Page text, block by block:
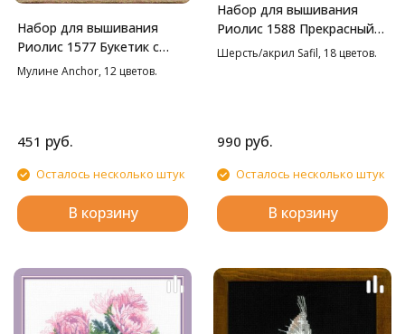
Набор для вышивания
Риолис 1577 Букетик с
рудбекией, 15*18 см
Мулине Anchor, 12 цветов.
451 руб.
Осталось несколько штук
В корзину
Набор для вышивания
Риолис 1588 Прекрасный
цветок, 30*34 см
Шерсть/акрил Safil, 18 цветов.
990 руб.
Осталось несколько штук
В корзину